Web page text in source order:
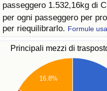
passeggero 1.532,16kg di
per ogni passeggero per
per riequilibrarlo. Formule
Principali mezzi di
16.8%
Indice del Tasso di
Indice della Criminalità
Indice di criminalità per
Assistenza Sanitaria